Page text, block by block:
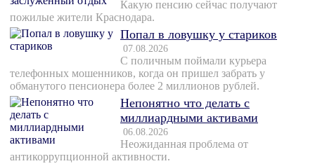
Какую пенсию сейчас получают
пожилые жители Краснодара.
Попал в ловушку у стариков
07.08.2026
С поличным поймали курьера
телефонных мошенников, когда он пришел забрать у
обманутого пенсионера более 2 миллионов рублей.
Непонятно что делать с
миллиардными активами
06.08.2026
Неожиданная проблема от
антикоррупционной активности.